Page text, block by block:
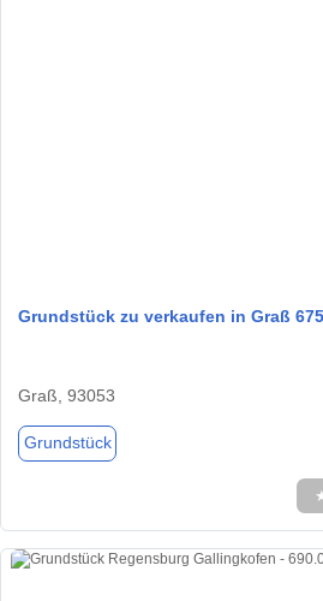
Grundstück zu verkaufen in Graß
Graß, 93053
Grundstück